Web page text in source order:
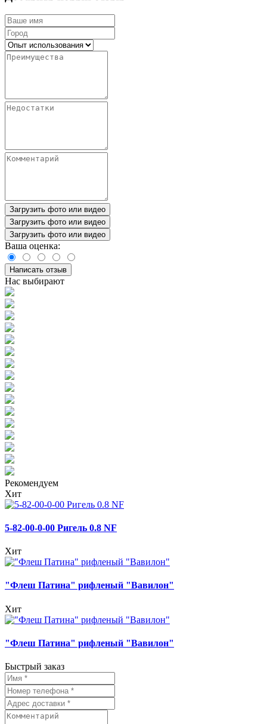
Загрузить фото или видео
Загрузить фото или видео
Загрузить фото или видео
Ваша оценка:
Написать отзыв
Нас выбирают
Рекомендуем
Хит
5-82-00-0-00 Ригель 0.8 NF
Хит
"Флеш Патина" рифленый "Вавилон"
Хит
"Флеш Патина" рифленый "Вавилон"
Быстрый заказ